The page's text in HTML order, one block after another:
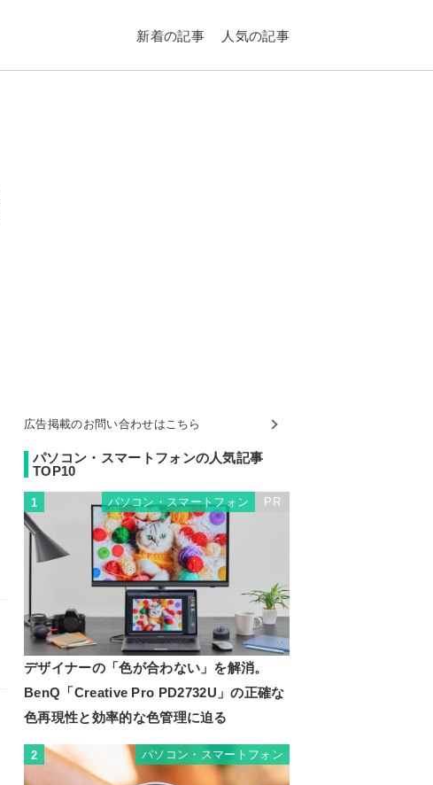
新着の記事 人気の記事
広告掲載のお問い合わせはこちら
パソコン・スマートフォンの人気記事
TOP10
1 パソコン・スマートフォン PR
デザイナーの「色が合わない」を解消。
BenQ「Creative Pro PD2732U」の正確な
色再現性と効率的な色管理に迫る
2 パソコン・スマートフォン